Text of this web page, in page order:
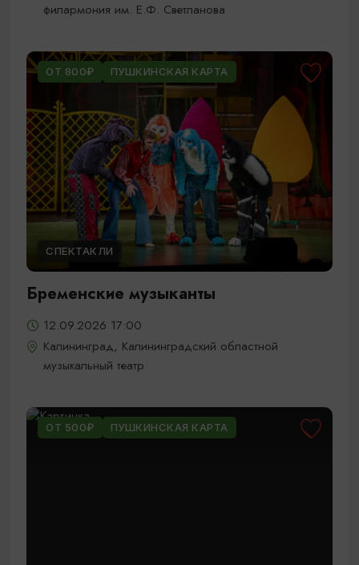
филармония им. Е.Ф. Светланова
ОТ 800₽ ПУШКИНСКАЯ КАРТА
СПЕКТАКЛИ
Бременские музыканты
12.09.2026 17:00
Калининград, Калининградский областной
музыкальный театр
ОТ 500₽ ПУШКИНСКАЯ КАРТА